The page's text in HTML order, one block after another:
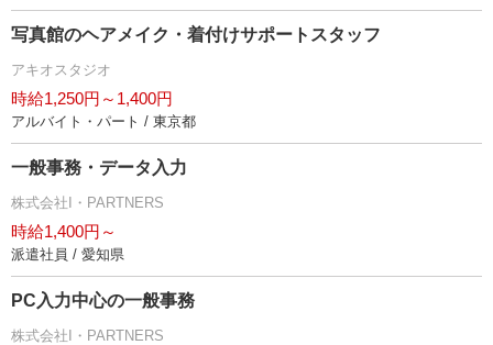
写真館のヘアメイク・着付けサポートスタッフ
アキオスタジオ
時給1,250円～1,400円
アルバイト・パート / 東京都
一般事務・データ入力
株式会社I・PARTNERS
時給1,400円～
派遣社員 / 愛知県
PC入力中心の一般事務
株式会社I・PARTNERS